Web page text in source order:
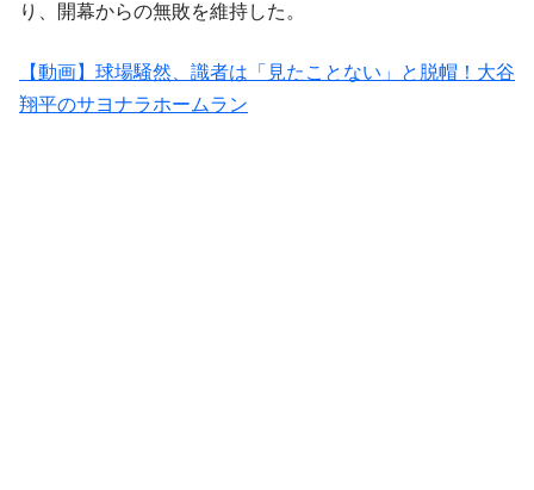
り、開幕からの無敗を維持した。
【動画】球場騒然、識者は「見たことない」と脱帽！大谷
翔平のサヨナラホームラン